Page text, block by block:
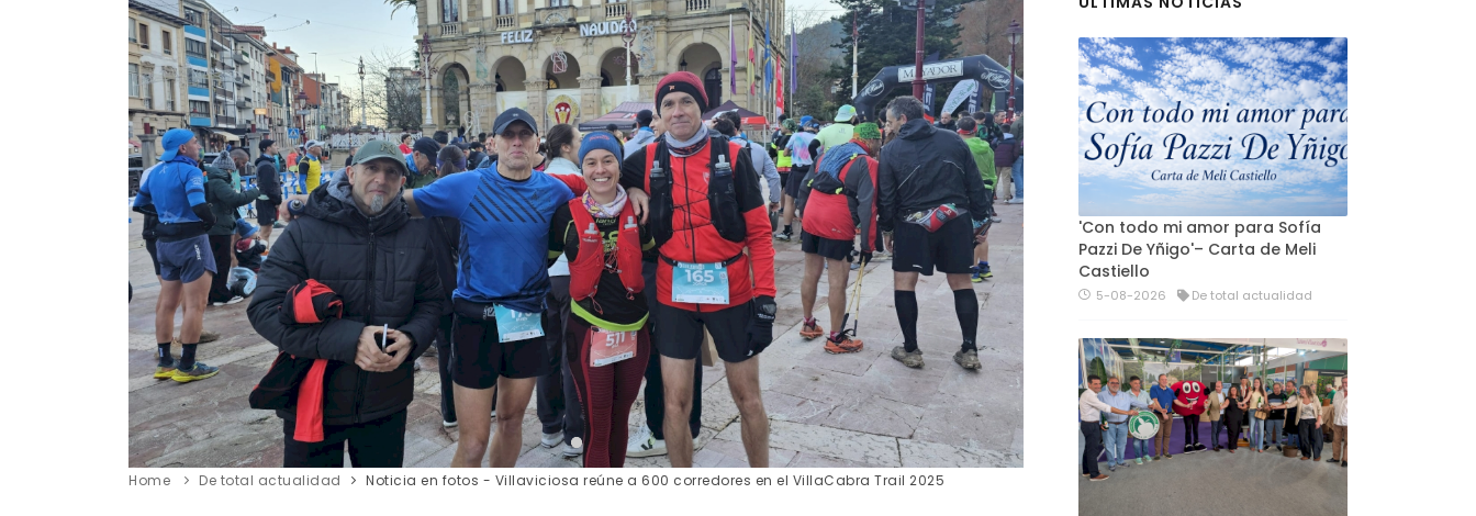
Home De total actualidad Noticia en fotos - Villaviciosa reúne a 600 corredores en el VillaCabra Trail 2025
'Con todo mi amor para Sofía
Pazzi De Yñigo'– Carta de Meli
Castiello
5-08-2026 De total actualidad